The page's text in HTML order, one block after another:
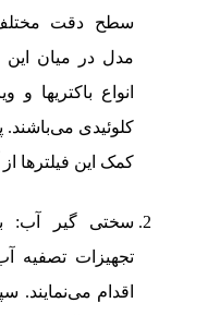
سطح دقت مختلف
مدل در میان این
انواع باکتریها
کلوئیدی می‌باشند.
کمک این فیلترها
سختی گیر آب:
تجهیزات تصفیه
اقدام می‌نمایند.